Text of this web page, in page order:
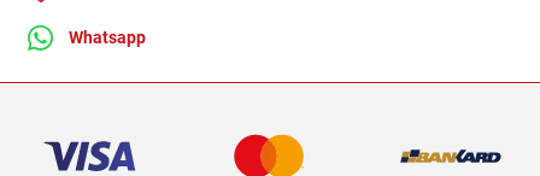
Whatsapp